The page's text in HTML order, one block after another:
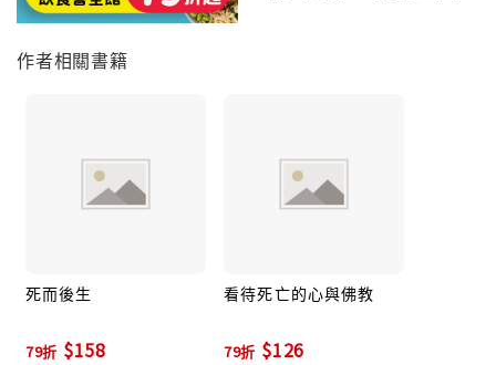
作者相關書籍
死而後生
79折 $158
看待死亡的心與佛教
79折 $126